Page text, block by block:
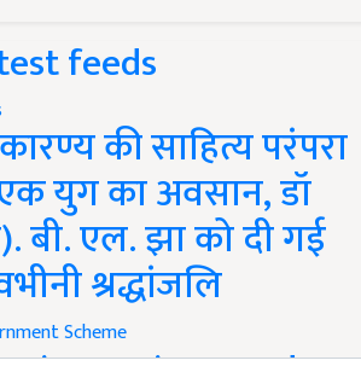
feeds
की साहित्य परंपरा
युग का अवसान, डॉ
बी. एल. झा को दी गई
श्रद्धांजलि
Scheme